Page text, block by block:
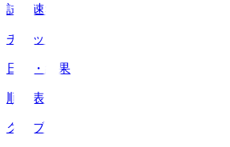
試合速報
チケット
日程・結果
順位表
クラブ